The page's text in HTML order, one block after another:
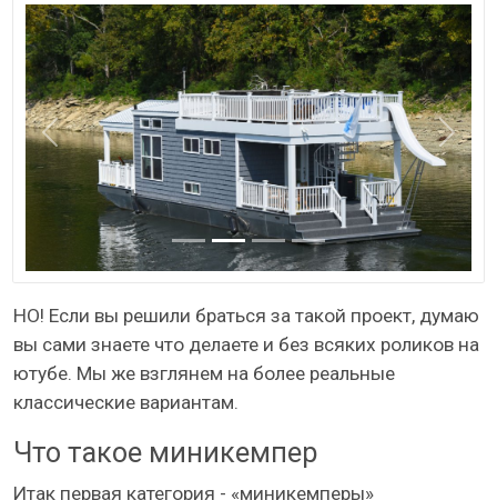
Назад
НО! Если вы решили браться за такой проект, думаю
вы сами знаете что делаете и без всяких роликов на
ютубе. Мы же взглянем на более реальные
классические вариантам.
Что такое миникемпер
Итак первая категория - «миникемперы»